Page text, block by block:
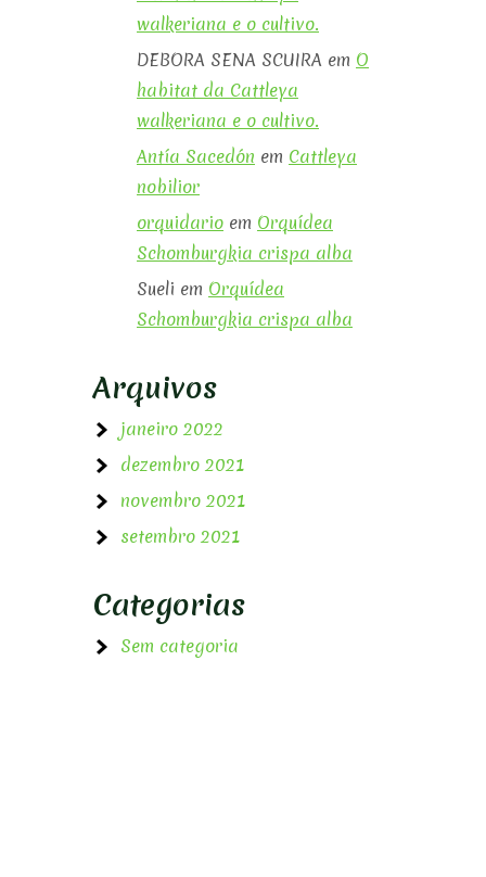
walkeriana e o cultivo.
DEBORA SENA SCUIRA em O
habitat da Cattleya
walkeriana e o cultivo.
Antía Sacedón em Cattleya
nobilior
orquidario em Orquídea
Schomburgkia crispa alba
Sueli em Orquídea
Schomburgkia crispa alba
Arquivos
janeiro 2022
dezembro 2021
novembro 2021
setembro 2021
Categorias
Sem categoria